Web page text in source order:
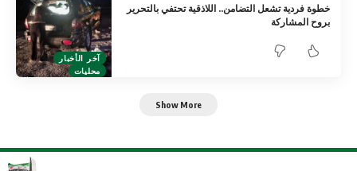
آخر الأخبار
محليات
خطوة فردية تشعل التضامن.. اللاذقية تحتفي بالتحرير
بروح المشاركة
Show More